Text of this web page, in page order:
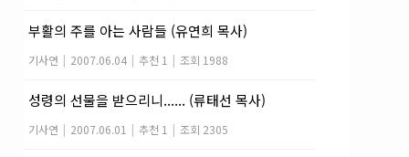
부활의 주를 아는 사람들 (유연희 목사)
기사연 | 2007.06.04 | 추천 1 | 조회 1988
성령의 선물을 받으리니...... (류태선 목사)
기사연 | 2007.06.01 | 추천 1 | 조회 2305